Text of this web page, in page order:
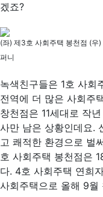
겠죠?
(좌) 제3호 사회주택 봉천점 (
퍼니
녹색친구들은 1호 사회
전역에 더 많은 사회주
창천점은 11세대로 작
사만 남은 상황인데요.
고 쾌적한 환경으로 벌
호 사회주택 봉천점은
다. 4호 사회주택 연희
사회주택으로 올해 9월